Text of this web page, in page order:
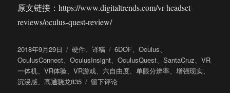
原文链接：https://www.digitaltrends.com/vr-headset-
reviews/oculus-quest-review/
发
布
于
2018年9月29日
分
类
硬件、译稿
标
签
6DOF、Oculus、
OculusConnect、OculusInsight、OculusQuest、SantaCruz、VR
一体机、VR体验、VR游戏、 六自由度、单眼分辨率、增强现实、
沉浸感、高通骁龙835
于
留下评论